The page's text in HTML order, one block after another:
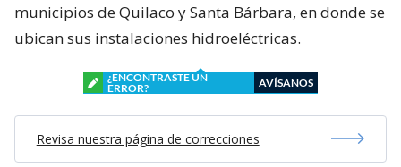
municipios de Quilaco y Santa Bárbara, en donde se
ubican sus instalaciones hidroeléctricas.
¿ENCONTRASTE UN
ERROR?
AVÍSANOS
Revisa nuestra página de correcciones